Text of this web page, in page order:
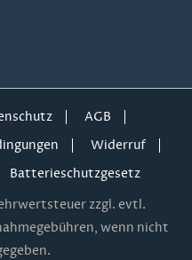
AGB
Widerruf
Batterieschutzgesetz
zzgl. evtl.
wenn nicht